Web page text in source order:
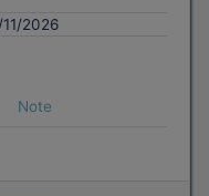
2026
Note